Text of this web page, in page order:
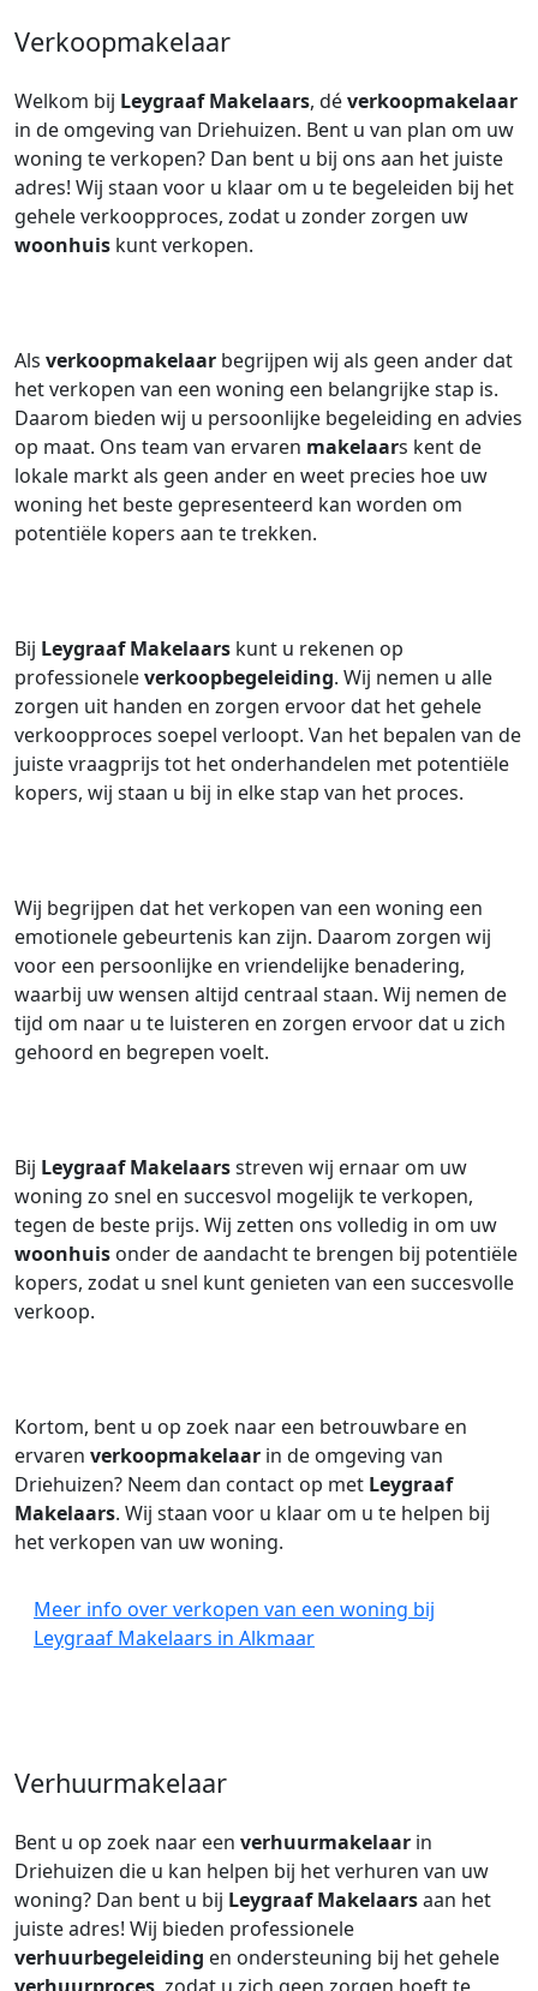
Verkoopmakelaar
Welkom bij Leygraaf Makelaars, déverkoopmakelaar
in de omgeving van Driehuizen. Bent u van plan om uw
woning te verkopen? Dan bent u bij ons aan het juiste
adres! Wij staan voor u klaar om u te begeleiden bij het
gehele verkoopproces, zodat u zonder zorgen uw
woonhuis kunt verkopen.
Als verkoopmakelaar begrijpen wij als geen ander dat
het verkopen van een woning een belangrijke stap is.
Daarom bieden wij u persoonlijke begeleiding en advies
op maat. Ons team van ervaren makelaars kent de
lokale markt als geen ander en weet precies hoe uw
woning het beste gepresenteerd kan worden om
potentiële kopers aan te trekken.
Bij Leygraaf Makelaars kunt u rekenen op
professioneleverkoopbegeleiding. Wij nemen u alle
zorgen uit handen en zorgen ervoor dat het gehele
verkoopproces soepel verloopt. Van het bepalen van de
juiste vraagprijs tot het onderhandelen met potentiële
kopers, wij staan u bij in elke stap van het proces.
Wij begrijpen dat het verkopen van een woning een
emotionele gebeurtenis kan zijn. Daarom zorgen wij
voor een persoonlijke en vriendelijke benadering,
waarbij uw wensen altijd centraal staan. Wij nemen de
tijd om naar u te luisteren en zorgen ervoor dat u zich
gehoord en begrepen voelt.
Bij Leygraaf Makelaarsstreven wij ernaar om uw
woning zo snel en succesvol mogelijk te verkopen,
tegen de beste prijs. Wij zetten ons volledig in om uw
woonhuis onder de aandacht te brengen bij potentiële
kopers, zodat u snel kunt genieten van een succesvolle
verkoop.
Kortom, bent u op zoek naar een betrouwbare en
ervaren verkoopmakelaar in de omgeving van
Driehuizen? Neem dan contact op met Leygraaf
Makelaars. Wij staan voor u klaar om u te helpen bij
het verkopen van uw woning.
Meer info over verkopen van een woning bij
Leygraaf Makelaars in Alkmaar
Verhuurmakelaar
Bent u op zoek naar een verhuurmakelaar in
Driehuizen die u kan helpen bij het verhuren van uw
woning? Dan bent u bij Leygraaf Makelaarsaan het
juiste adres! Wij bieden professionele
verhuurbegeleiding en ondersteuning bij het gehele